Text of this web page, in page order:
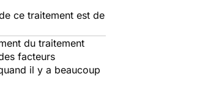
ce traitement est de
du traitement
facteurs
il y a beaucoup